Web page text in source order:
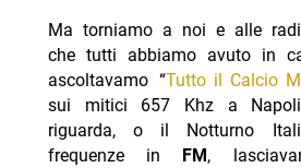
Ma torniamo a noi e alle
che tutti abbiamo avuto in
ascoltavamo “Tutto il Calcio
sui mitici 657 Khz a
riguarda, o il Notturno
frequenze in
FM ,